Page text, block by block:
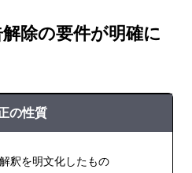
除の要件が明確に
の性質
釈を明文化したもの